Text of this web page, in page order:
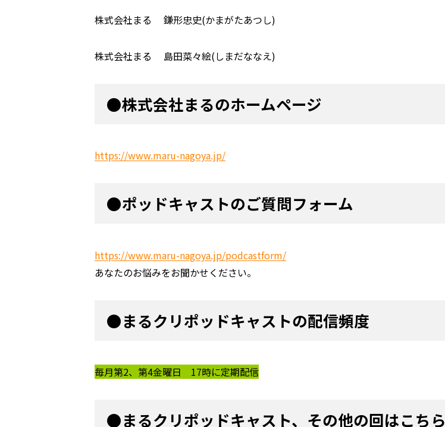
株式会社まる 鎌形忠史(かまがたあつし)
株式会社まる 島田菜々絵(しまだななえ)
●株式会社まるのホームページ
https://www.maru-nagoya.jp/
●ポッドキャストのご質問フォーム
https://www.maru-nagoya.jp/podcastform/
あなたのお悩みをお聞かせください。
●まるクリポッドキャストの配信頻度
毎月第2、第4金曜日 17時に定期配信
●まるクリポッドキャスト、その他の回はこちら